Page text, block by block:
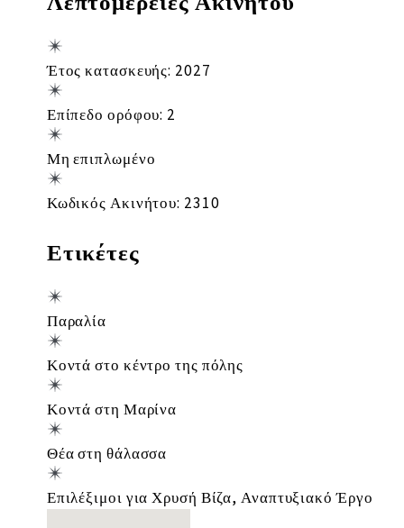
Έτος κατασκευής: 2027
Επίπεδο ορόφου: 2
Μη επιπλωμένο
Κωδικός Ακινήτου: 2310
Ετικέτες
Παραλία
Κοντά στο κέντρο της πόλης
Κοντά στη Μαρίνα
Θέα στη θάλασσα
Επιλέξιμοι για Χρυσή Βίζα, Αναπτυξιακό Έργο